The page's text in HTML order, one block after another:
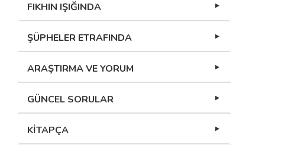
FIKHIN IŞIĞINDA
ŞÜPHELER ETRAFINDA
ARAŞTIRMA VE YORUM
GÜNCEL SORULAR
KİTAPÇA